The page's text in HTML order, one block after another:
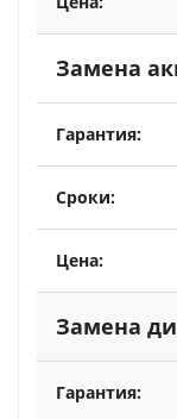
Замена
Замена